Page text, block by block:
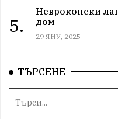
5.
Неврокопски
дом
29 ЯНУ, 2025
ТЪРСЕНЕ